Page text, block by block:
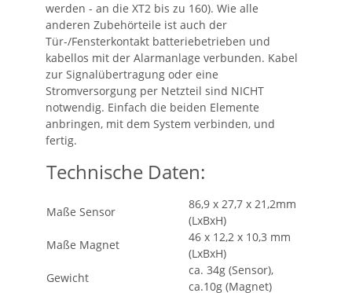
werden - an die XT2 bis zu 160). Wie alle
anderen Zubehörteile ist auch der
Tür-/Fensterkontakt batteriebetrieben und
kabellos mit der Alarmanlage verbunden. Kabel
zur Signalübertragung oder eine
Stromversorgung per Netzteil sind NICHT
notwendig. Einfach die beiden Elemente
anbringen, mit dem System verbinden, und
fertig.
Technische Daten:
Maße Sensor
86,9 x 27,7 x 21,2mm
(LxBxH)
Maße Magnet
46 x 12,2 x 10,3 mm
(LxBxH)
Gewicht
ca. 34g (Sensor),
ca.10g (Magnet)